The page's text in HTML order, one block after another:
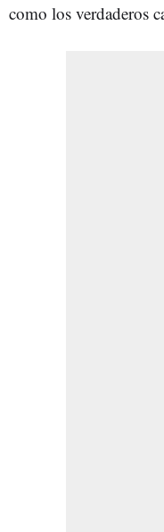
como los verdaderos